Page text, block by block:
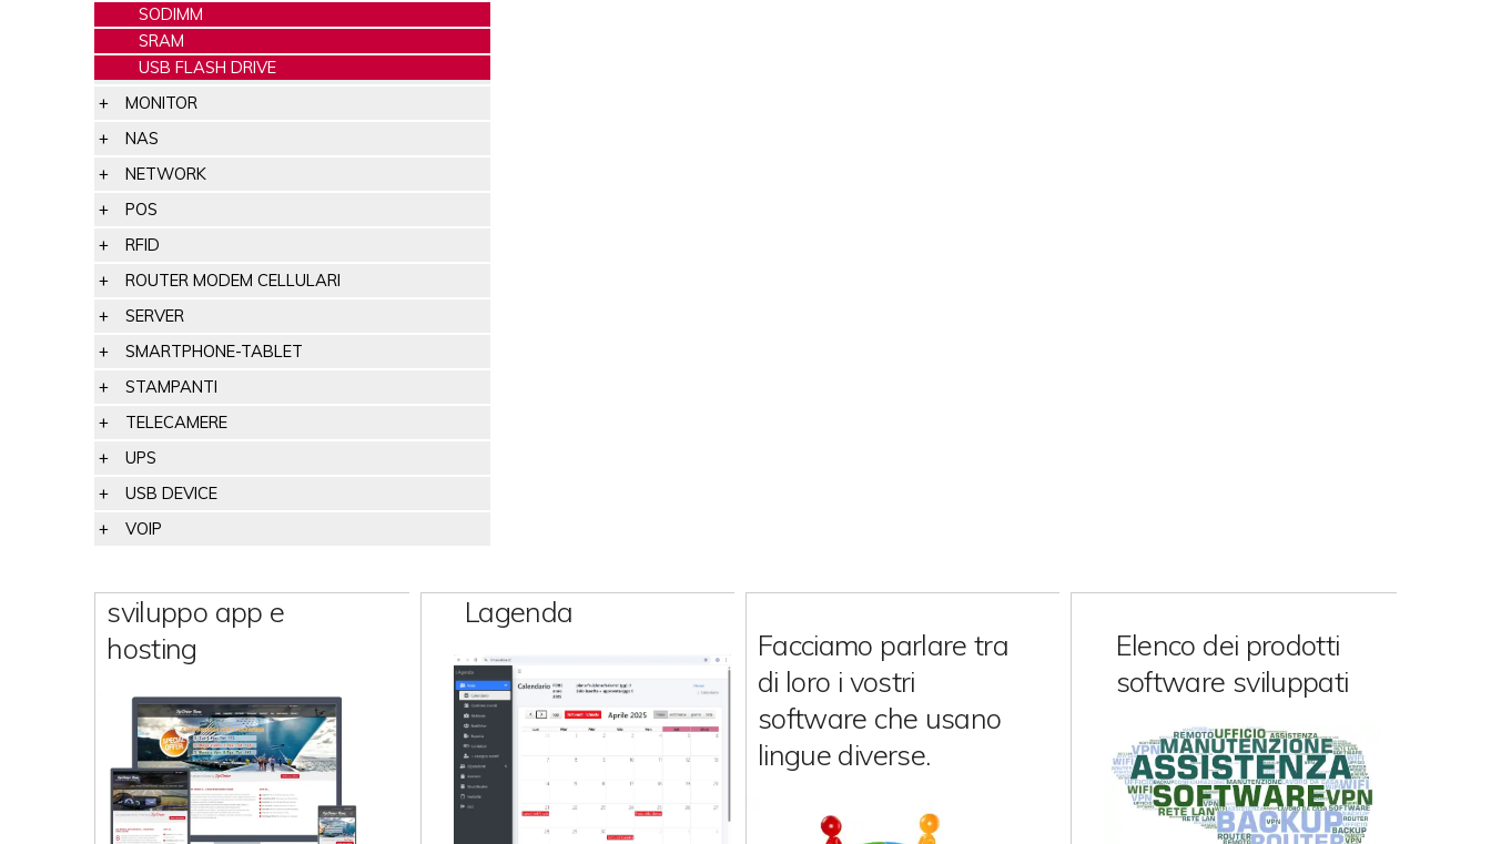
SODIMM
SRAM
USB FLASH DRIVE
MONITOR
NAS
NETWORK
POS
RFID
ROUTER MODEM CELLULARI
SERVER
SMARTPHONE-TABLET
STAMPANTI
TELECAMERE
UPS
USB DEVICE
VOIP
sviluppo app e
hosting
Lagenda
Facciamo parlare tra
di loro i vostri
software che usano
lingue diverse.
Elenco dei prodotti
software sviluppati